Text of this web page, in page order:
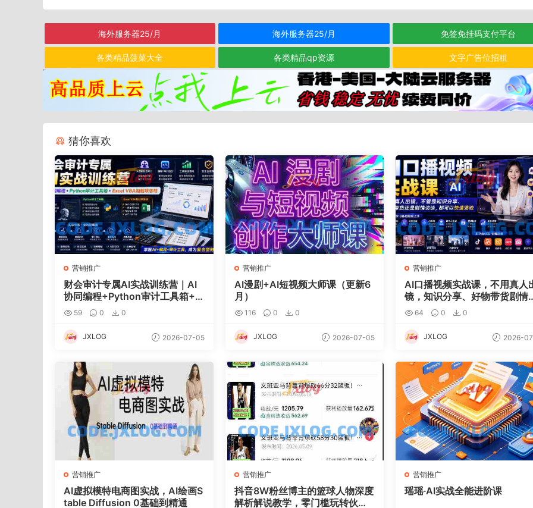
海外服务器25/月 海外服务器25/月 免签免挂码支付平台
各类精品菠菜大全 各类精品qp资源 文字广告位招租
猜你喜欢
营销推广
财会审计专属AI实战训练营｜AI
协同编程+Python审计工具箱+E
xcel VBA加载项落地
59 0 0
JXLOG 2026-07-05
营销推广
AI漫剧+AI短视频大师课（更新6
月）
116 0 0
JXLOG 2026-07-05
营销推广
AI口播视频实战课，不用真人
镜，知识分享、好物带货剧情
谈 64 0 0
JXLOG 2026-
营销推广
AI虚拟模特电商图实战，AI绘画S
table Diffusion 0基础到精通
营销推广
抖音8W粉丝博主的篮球人物深度
解析解说教学，零门槛玩转伙伴
营销推广
瑶瑶·AI实战全能进阶课